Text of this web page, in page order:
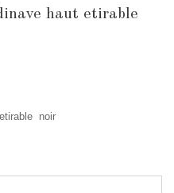
haut etirable
noir